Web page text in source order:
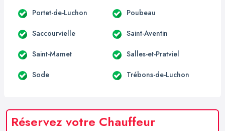
Portet-de-Luchon Poubeau
Saccourvielle Saint-Aventin
Saint-Mamet Salles-et-Pratviel
Sode Trébons-de-Luchon
Réservez votre Chauffeur